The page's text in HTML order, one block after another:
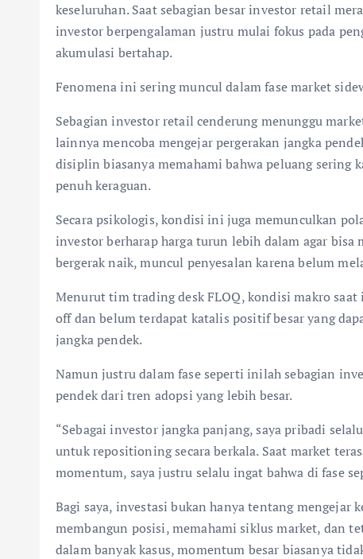
keseluruhan. Saat sebagian besar investor retail
investor berpengalaman justru mulai fokus pada
akumulasi bertahap.
Fenomena ini sering muncul dalam fase market
Sebagian investor retail cenderung menunggu
lainnya mencoba mengejar pergerakan jangka
disiplin biasanya memahami bahwa peluang sering
penuh keraguan.
Secara psikologis, kondisi ini juga memunculkan
investor berharap harga turun lebih dalam agar
bergerak naik, muncul penyesalan karena belum
Menurut tim trading desk FLOQ, kondisi makro
off dan belum terdapat katalis positif besar yang
jangka pendek.
Namun justru dalam fase seperti inilah sebagian
pendek dari tren adopsi yang lebih besar.
“Sebagai investor jangka panjang, saya pribadi
untuk repositioning secara berkala. Saat market
momentum, saya justru selalu ingat bahwa di fase
Bagi saya, investasi bukan hanya tentang
membangun posisi, memahami siklus market, dan
dalam banyak kasus, momentum besar biasanya